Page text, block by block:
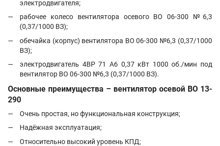
электродвигателя;
рабочее колесо вентилятора осевого ВО 06-300 №6,3
(0,37/1000 ВЗ);
обечайка (корпус) вентилятора ВО 06-300 №6,3 (0,37/1000
ВЗ);
электродвигатель 4ВР 71 A6 0,37 кВт 1000 об./мин под
вентилятор ВО 06-300 №6,3 (0,37/1000 ВЗ).
Основные преимущества – вентилятор осевой ВО 13-
290
Очень простая, но функциональная конструкция;
Надёжная эксплуатация;
Относительно высокий уровень КПД;